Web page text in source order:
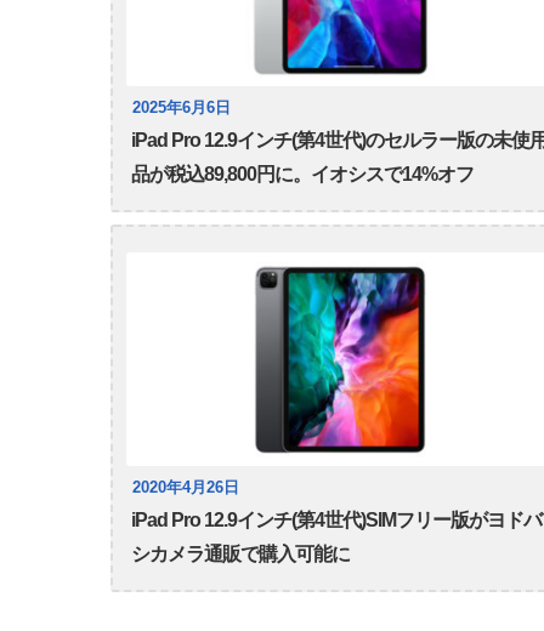
2025年6月6日
iPad Pro 12.9インチ(第4世代)のセルラー版の未使
品が税込89,800円に。イオシスで14%オフ
2020年4月26日
iPad Pro 12.9インチ(第4世代)SIMフリー版がヨドバ
シカメラ通販で購入可能に